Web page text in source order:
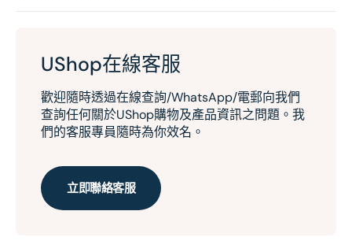
UShop在線客服
歡迎隨時透過在線查詢/WhatsApp/電郵向我們
查詢任何關於UShop購物及產品資訊之問題。我
們的客服專員隨時為你效名。
立即聯絡客服